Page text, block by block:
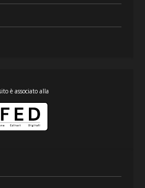
è associato alla